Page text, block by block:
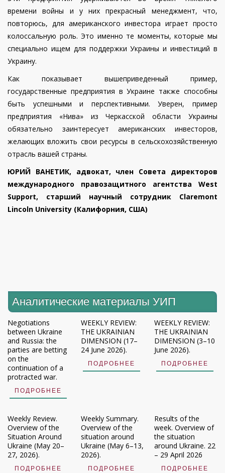
времени войны и у них прекрасный менеджмент, что,
повторюсь, для американского инвестора играет просто
колоссальную роль. Это именно те моменты, которые мы
специально ищем для поддержки Украины и инвестиций в
Украину.
Как показывает вышеприведенный пример,
государственные предприятия в Украине также способны
быть успешными и перспективными. Уверен, пример
предприятия «Нива» из Черкасской области Украины
обязательно заинтересует американских инвесторов,
желающих вложить свои ресурсы в сельскохозяйственную
отрасль вашей страны.
ЮРИЙ ВАНЕТИК, адвокат, член Совета директоров
международного правозащитного агентства West
Support, старший научный сотрудник Claremont
Lincoln University (Калифорния, США)
Аналитические материалы УИП
Negotiations
between Ukraine
and Russia: the
parties are betting
on the
continuation of a
protracted war.
ПОДРОБНЕЕ
WEEKLY REVIEW:
THE UKRAINIAN
DIMENSION (17–
24 June 2026).
ПОДРОБНЕЕ
WEEKLY REVIEW:
THE UKRAINIAN
DIMENSION (3–10
June 2026).
ПОДРОБНЕЕ
Weekly Review.
Overview of the
Situation Around
Ukraine (May 20–
27, 2026).
ПОДРОБНЕЕ
Weekly Summary.
Overview of the
situation around
Ukraine (May 6–13,
2026).
ПОДРОБНЕЕ
Results of the
week. Overview of
the situation
around Ukraine. 22
– 29 April 2026
ПОДРОБНЕЕ